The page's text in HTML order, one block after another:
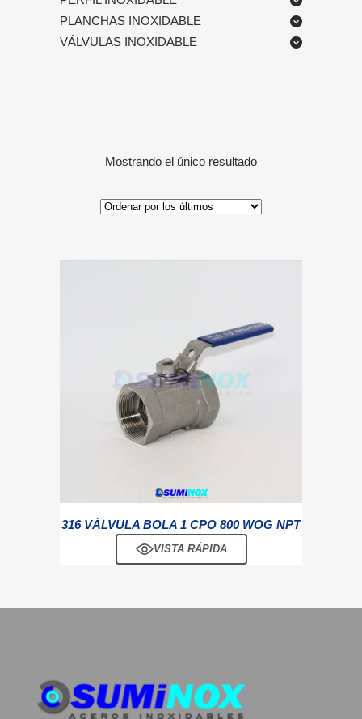
PLANCHAS INOXIDABLE
VÁLVULAS INOXIDABLE
Mostrando el único resultado
316 VÁLVULA BOLA 1 CPO 800 WOG NPT
VISTA RÁPIDA